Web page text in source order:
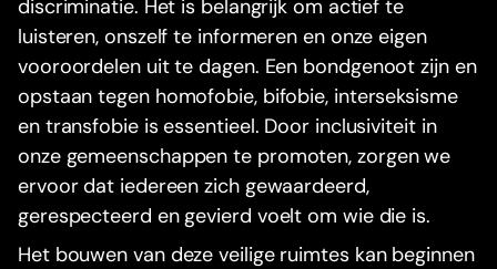
discriminatie. Het is belangrijk om actief te
luisteren, onszelf te informeren en onze eigen
vooroordelen uit te dagen. Een bondgenoot zijn en
opstaan tegen homofobie, bifobie, interseksisme
en transfobie is essentieel. Door inclusiviteit in
onze gemeenschappen te promoten, zorgen we
ervoor dat iedereen zich gewaardeerd,
gerespecteerd en gevierd voelt om wie die is.
Het bouwen van deze veilige ruimtes kan beginnen